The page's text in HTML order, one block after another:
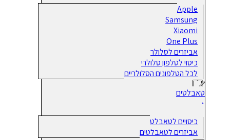
Apple
Samsung
Xiaomi
One Plus
אביזרים לסלולר
כיסוי לטלפון סלולרי
לכל הטלפונים הסלולריים
טאבלטים
כיסויים לטאבלט
אביזרים לטאבלטים